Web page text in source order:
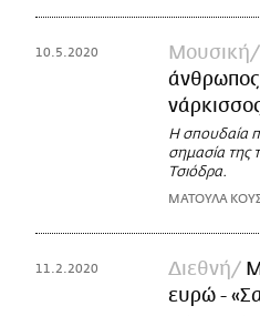
10.5.2020 Μουσική
άνθρωπος
Η σπουδαία
σημασία της
Τσιόδρα.
ΜΑΤΟΥΛΑ
11.2.2020 Διεθνή
ευρώ -